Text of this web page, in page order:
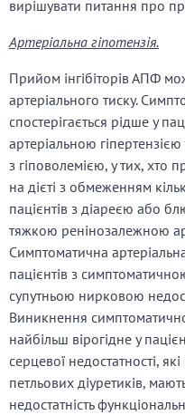
вирішувати питання про
Артеріальна гіпотензія.
Прийом інгібіторів АПФ
артеріального тиску.
спостерігається рідше у
артеріальною
з гіповолемією, у тих, хто
на дієті з обмеженням
пацієнтів з діареєю або
тяжкою ренінозалежною
Симптоматична
пацієнтів з
супутньою нирковою
Виникнення
найбільш вірогідне у
серцевої недостатності,
петльових діуретиків,
недостатність